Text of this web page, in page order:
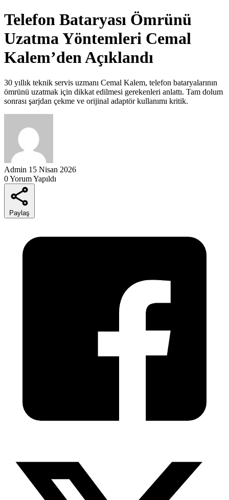
Telefon Bataryası Ömrünü
Uzatma Yöntemleri Cemal
Kalem’den Açıklandı
30 yıllık teknik servis uzmanı Cemal Kalem, telefon bataryalarının
ömrünü uzatmak için dikkat edilmesi gerekenleri anlattı. Tam dolum
sonrası şarjdan çekme ve orijinal adaptör kullanımı kritik.
Admin 15 Nisan 2026
0 Yorum Yapıldı
Paylaş